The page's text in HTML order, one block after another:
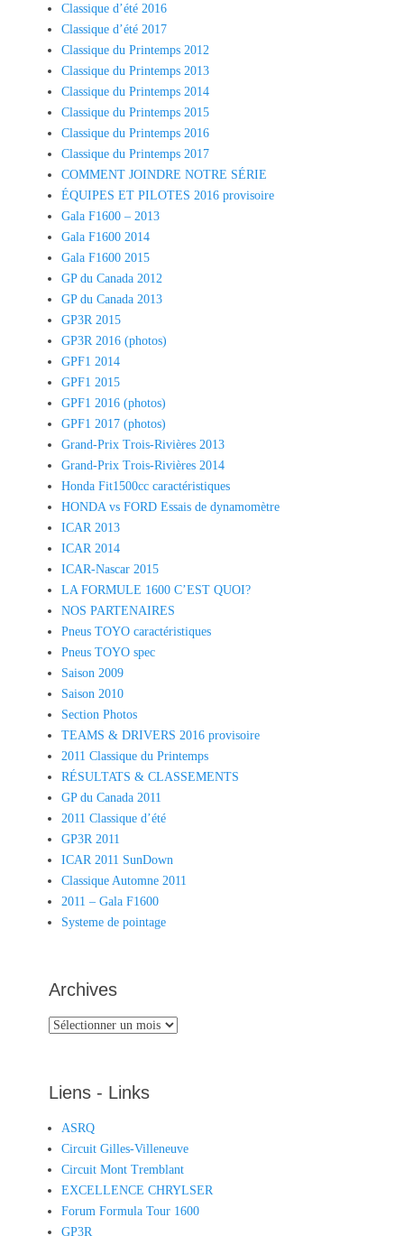
Classique d’été 2016
Classique d’été 2017
Classique du Printemps 2012
Classique du Printemps 2013
Classique du Printemps 2014
Classique du Printemps 2015
Classique du Printemps 2016
Classique du Printemps 2017
COMMENT JOINDRE NOTRE SÉRIE
ÉQUIPES ET PILOTES 2016 provisoire
Gala F1600 – 2013
Gala F1600 2014
Gala F1600 2015
GP du Canada 2012
GP du Canada 2013
GP3R 2015
GP3R 2016 (photos)
GPF1 2014
GPF1 2015
GPF1 2016 (photos)
GPF1 2017 (photos)
Grand-Prix Trois-Rivières 2013
Grand-Prix Trois-Rivières 2014
Honda Fit1500cc caractéristiques
HONDA vs FORD Essais de dynamomètre
ICAR 2013
ICAR 2014
ICAR-Nascar 2015
LA FORMULE 1600 C’EST QUOI?
NOS PARTENAIRES
Pneus TOYO caractéristiques
Pneus TOYO spec
Saison 2009
Saison 2010
Section Photos
TEAMS & DRIVERS 2016 provisoire
2011 Classique du Printemps
RÉSULTATS & CLASSEMENTS
GP du Canada 2011
2011 Classique d’été
GP3R 2011
ICAR 2011 SunDown
Classique Automne 2011
2011 – Gala F1600
Systeme de pointage
Archives
Archives
Liens - Links
ASRQ
Circuit Gilles-Villeneuve
Circuit Mont Tremblant
EXCELLENCE CHRYLSER
Forum Formula Tour 1600
GP3R